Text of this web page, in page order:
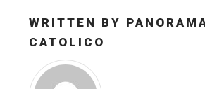
WRITTEN BY
CATOLICO